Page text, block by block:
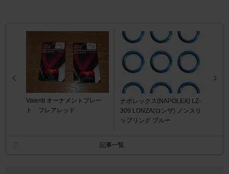
Valenti オーナメントプレー
ト フレアレッド
ナポレックス(NAPOLEX) LZ-
309 LONZA(ロンザ) ノンスリ
ップリング ブルー
記事一覧